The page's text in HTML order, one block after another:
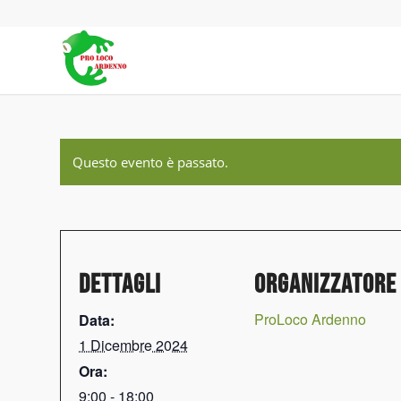
Questo evento è passato.
DETTAGLI
Data:
1 Dicembre 2024
Ora:
9:00 - 18:00
ORGANIZZATORE
ProLoco Ardenno